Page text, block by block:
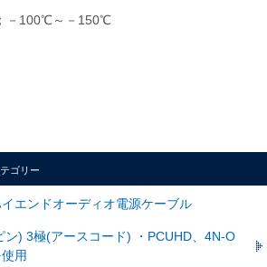
－100℃～－150℃
ゴリー
エンドオーディオ電源ケーブル
ン) 3極(アースコード) ・PCUHD、4N-O
用